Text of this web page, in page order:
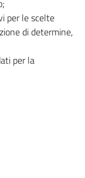
per le scelte
di determine,
per la